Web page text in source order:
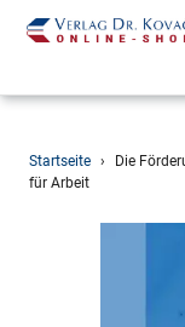
Direkt
zum
Startseite ›
Die
für Arbeit